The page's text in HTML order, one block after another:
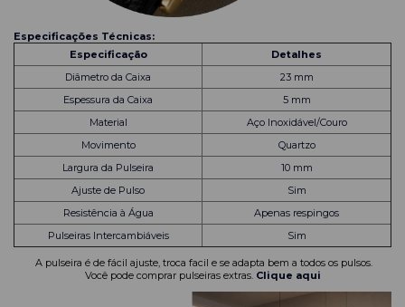
Especificações Técnicas:
Especificação
Detalhes
Diâmetro da Caixa
23 mm
Espessura da Caixa
5 mm
Material
Aço Inoxidável/Couro
Movimento
Quartzo
Largura da Pulseira
10 mm
Ajuste de Pulso
Sim
Resistência à Água
Apenas respingos
Pulseiras Intercambiáveis
Sim
A pulseira é de fácil ajuste, troca facil e se adapta bem a todos os pulsos.
Você pode comprar pulseiras extras. Clique aqui